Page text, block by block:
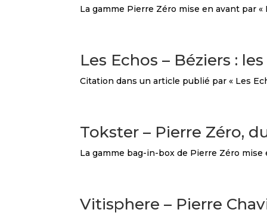
La gamme Pierre Zéro mise en avant par «
Les Echos – Béziers :
Citation dans un article publié par « Les
Tokster – Pierre Zéro,
La gamme bag-in-box de Pierre Zéro mise
Vitisphere – Pierre